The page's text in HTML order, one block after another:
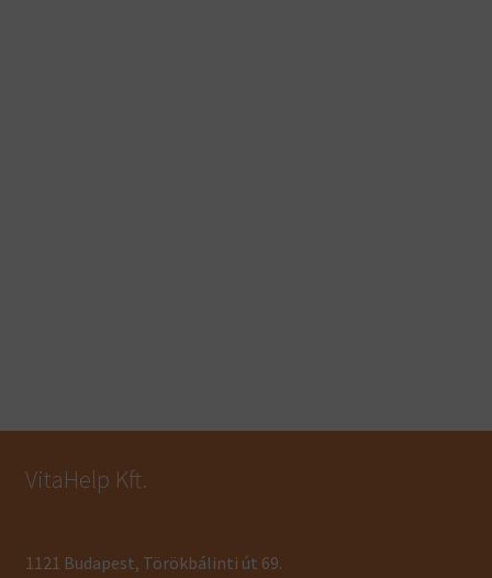
VitaHelp Kft.
1121 Budapest, Törökbálinti út 69.